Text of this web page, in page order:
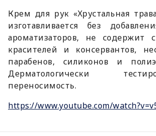
Крем для рук «Хрустальная
изготавливается без
ароматизаторов, не содержит
красителей и консервантов,
парабенов, силиконов и
Дерматологически
переносимость.
https://www.youtube.com/